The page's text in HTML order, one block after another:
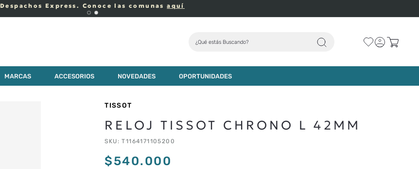
Despachos Express. Conoce las comunasaquí
¿Qué estás Buscando?
MARCAS ACCESORIOS NOVEDADES OPORTUNIDADES
AGREGAR AL CARRO
TISSOT
RELOJ TISSOT CHRONO L 42MM
SKU :T1164171105200
$540.000